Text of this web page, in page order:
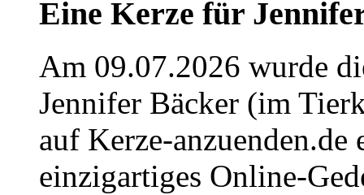
Eine Kerze für
Am 09.07.2026 wurde
Jennifer Bäcker (im
auf Kerze-
einzigartiges Online-